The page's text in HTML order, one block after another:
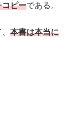
コピーである。
本書は本当に